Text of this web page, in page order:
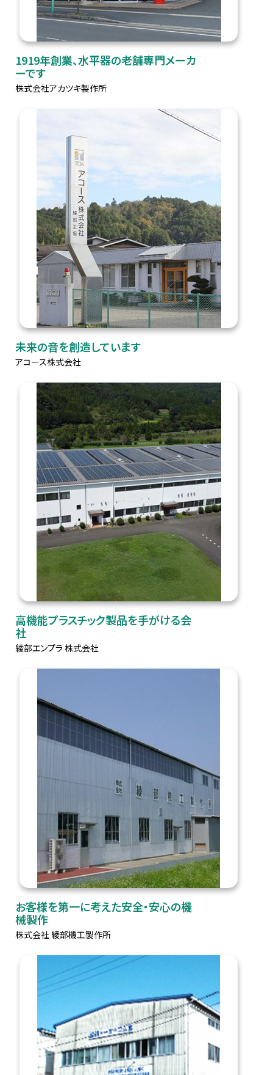
1919年創業、水平器の老舗専門メーカ
ーです
株式会社アカツキ製作所
未来の音を創造しています
アコース株式会社
高機能プラスチック製品を手がける会
社
綾部エンプラ 株式会社
お客様を第一に考えた安全・安心の機
械製作
株式会社 綾部機工製作所